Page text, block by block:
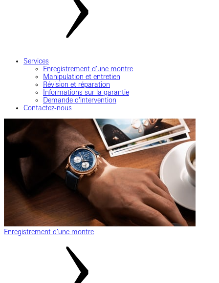
Services
Enregistrement d'une montre
Manipulation et entretien
Révision et réparation
Informations sur la garantie
Demande d'intervention
Contactez-nous
Enregistrement d'une montre